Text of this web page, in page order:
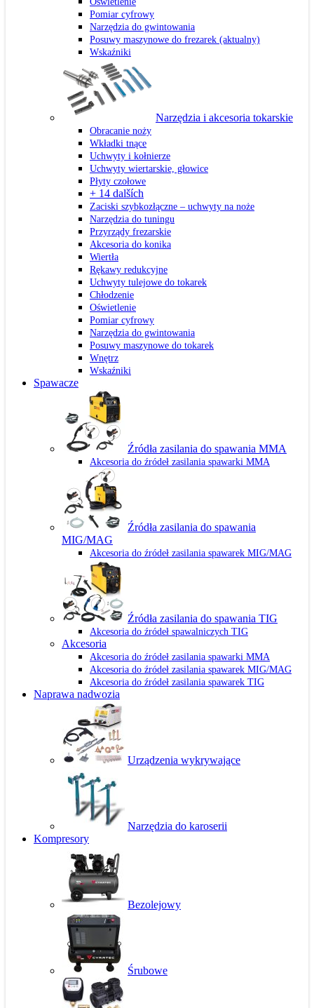
Pomiar cyfrowy
Narzędzia do gwintowania
Posuwy maszynowe do frezarek (aktualny)
Wskaźniki
Narzędzia i akcesoria tokarskie
Obracanie noży
Wkładki tnące
Uchwyty i kołnierze
Uchwyty wiertarskie, głowice
Płyty czołowe
+ 14 dalších
Zaciski szybkozłączne – uchwyty na noże
Narzędzia do tuningu
Przyrządy frezarskie
Akcesoria do konika
Wiertła
Rękawy redukcyjne
Uchwyty tulejowe do tokarek
Chłodzenie
Oświetlenie
Pomiar cyfrowy
Narzędzia do gwintowania
Posuwy maszynowe do tokarek
Wnętrz
Wskaźniki
Spawacze
Źródła zasilania do spawania MMA
Akcesoria do źródeł zasilania spawarki MMA
Źródła zasilania do spawania
MIG/MAG
Akcesoria do źródeł zasilania spawarek MIG/MAG
Źródła zasilania do spawania TIG
Akcesoria do źródeł spawalniczych TIG
Akcesoria
Akcesoria do źródeł zasilania spawarki MMA
Akcesoria do źródeł zasilania spawarek MIG/MAG
Akcesoria do źródeł zasilania spawarek TIG
Naprawa nadwozia
Urządzenia wykrywające
Narzędzia do karoserii
Kompresory
Bezolejowy
Śrubowe